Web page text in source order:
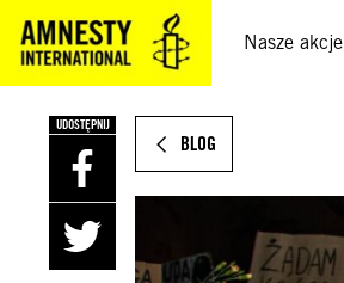
TREŚCI
Nasze akcje
BLOG
UDOSTĘPNIJ